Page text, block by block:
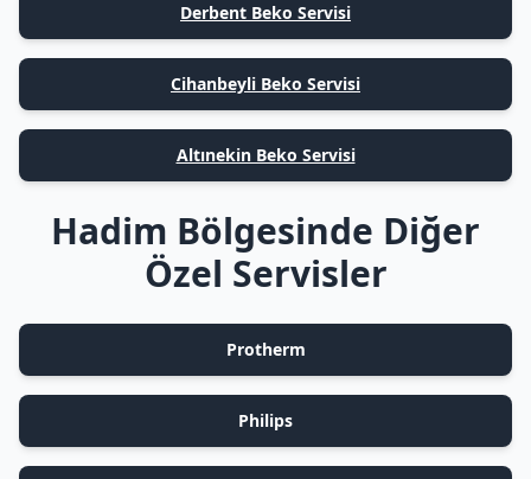
Derbent Beko Servisi
Cihanbeyli Beko Servisi
Altınekin Beko Servisi
Hadim Bölgesinde Diğer
Özel Servisler
Protherm
Philips